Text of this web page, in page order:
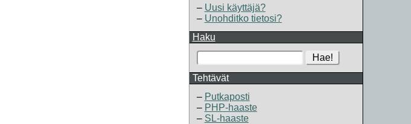
Uusi käyttäjä?
Unohditko tietosi?
Haku
Hae!
Tehtävät
Putkaposti
PHP-haaste
SL-haaste